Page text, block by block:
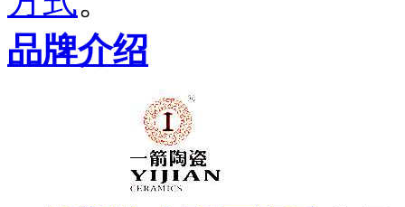
品牌介绍